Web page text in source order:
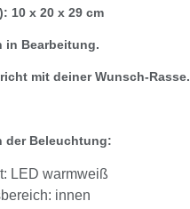
10 x 20 x 29 cm
in Bearbeitung.
mit deiner Wunsch-Rasse.
der Beleuchtung:
LED warmweiß
innen